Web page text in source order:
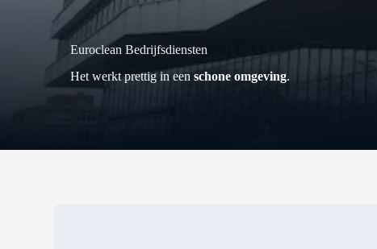
Euroclean Bedrijfsdiensten
Het werkt prettig in een schone omgeving.